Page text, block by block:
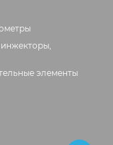
элементы